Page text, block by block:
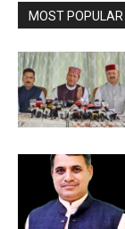
MOST POPULAR